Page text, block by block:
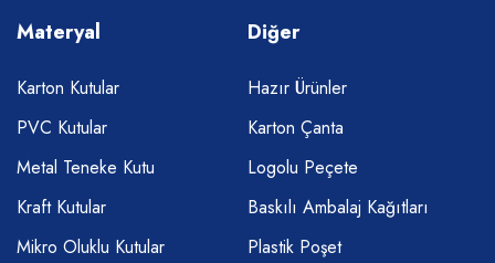
Materyal
Karton Kutular
PVC Kutular
Metal Teneke Kutu
Kraft Kutular
Mikro Oluklu Kutular
Diğer
Hazır Ürünler
Karton Çanta
Logolu Peçete
Baskılı Ambalaj Kağıtları
Plastik Poşet